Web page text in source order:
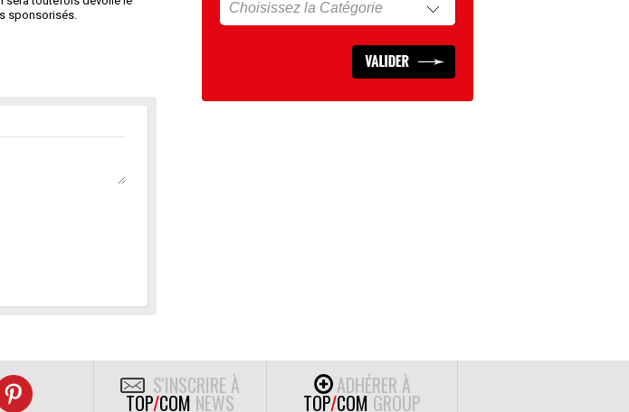
sponsorisés.
S'INSCRIRE À
TOP/COM NEWS
ADHÉRER À
TOP/COM GROUP